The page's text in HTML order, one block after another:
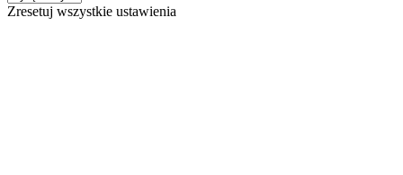
Zresetuj wszystkie ustawienia